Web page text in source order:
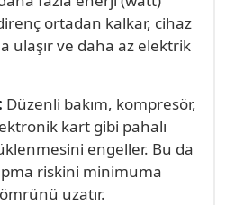
Muratpaşa
ve iç üniteye soğuk
eder. Muratpaşa Klima
yaptığımız detaylı
yapmasını garanti
ortadan kalkar, cihaz
ulaşır ve daha az elektrik
Düzenli bakım, kompresör,
kart gibi pahalı
engeller. Bu da
riskini minimuma
uzatır.